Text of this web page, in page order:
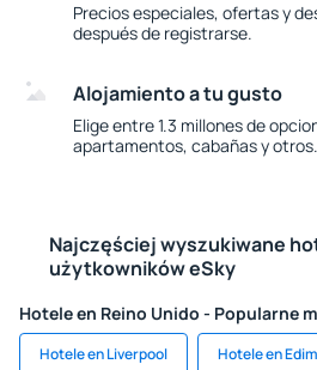
Precios especiales, ofertas y
después de registrarse.
Alojamiento a tu gusto
Elige entre 1.3 millones de
apartamentos, cabañas y otros.
Najczęściej wyszukiwane
użytkowników eSky
Hotele en Reino Unido - Popularne
Hotele en Liverpool Hotele en